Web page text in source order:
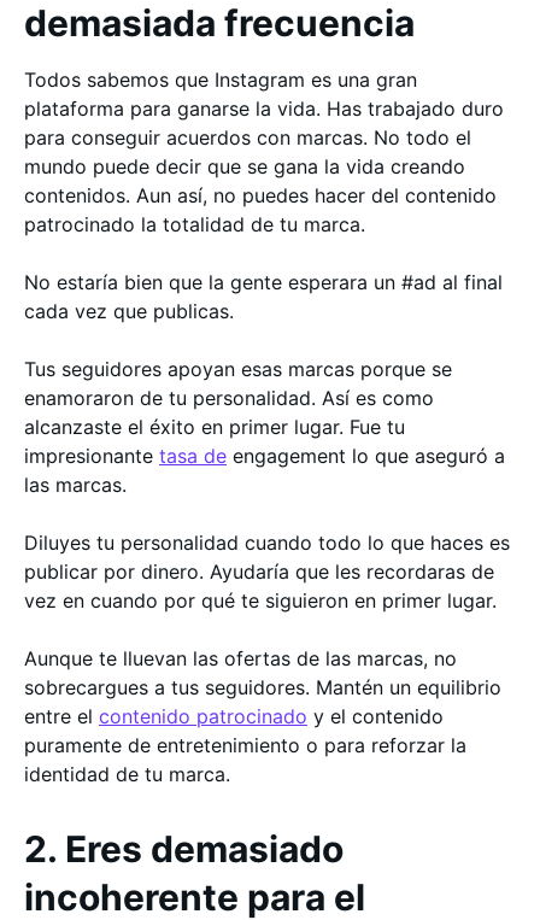
demasiada frecuencia
Todos sabemos que Instagram es una gran
plataforma para ganarse la vida. Has trabajado duro
para conseguir acuerdos con marcas. No todo el
mundo puede decir que se gana la vida creando
contenidos. Aun así, no puedes hacer del contenido
patrocinado la totalidad de tu marca.
No estaría bien que la gente esperara un #ad al final
cada vez que publicas.
Tus seguidores apoyan esas marcas porque se
enamoraron de tu personalidad. Así es como
alcanzaste el éxito en primer lugar. Fue tu
impresionante tasa de engagement lo que aseguró a
las marcas.
Diluyes tu personalidad cuando todo lo que haces es
publicar por dinero. Ayudaría que les recordaras de
vez en cuando por qué te siguieron en primer lugar.
Aunque te lluevan las ofertas de las marcas, no
sobrecargues a tus seguidores. Mantén un equilibrio
entre el contenido patrocinado y el contenido
puramente de entretenimiento o para reforzar la
identidad de tu marca.
2. Eres demasiado
incoherente para el